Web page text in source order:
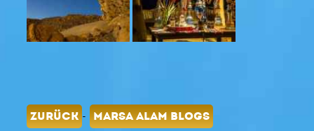
ZURÜCK - MARSA ALAM BLOGS